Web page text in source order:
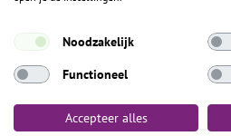
o
o
g
a
b
ALGEMENE INFORMATIE
Het Geheim over de grens zijn de
Algemene voorwaarden Privacybeleid
Noodzakelijk
Functioneel
Accepteer alles